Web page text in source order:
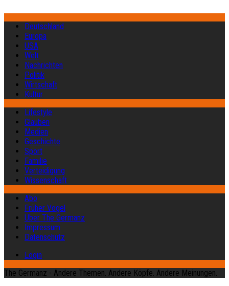
Deutschland
Europa
USA
Welt
Nachrichten
Politik
Wirtschaft
Kultur
Lifestyle
Glauben
Medien
Geschichte
Sport
Familie
Verteidigung
Wissenschaft
Abo
Früher Vogel
Über The Germanz
Impressum
Datenschutz
Login
The Germanz - Andere Themen. Andere Köpfe. Andere Meinungen.